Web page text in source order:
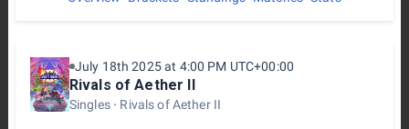
July 18th 2025 at 4:00 PM UTC+00:00
Rivals of Aether II
Singles Rivals of Aether II